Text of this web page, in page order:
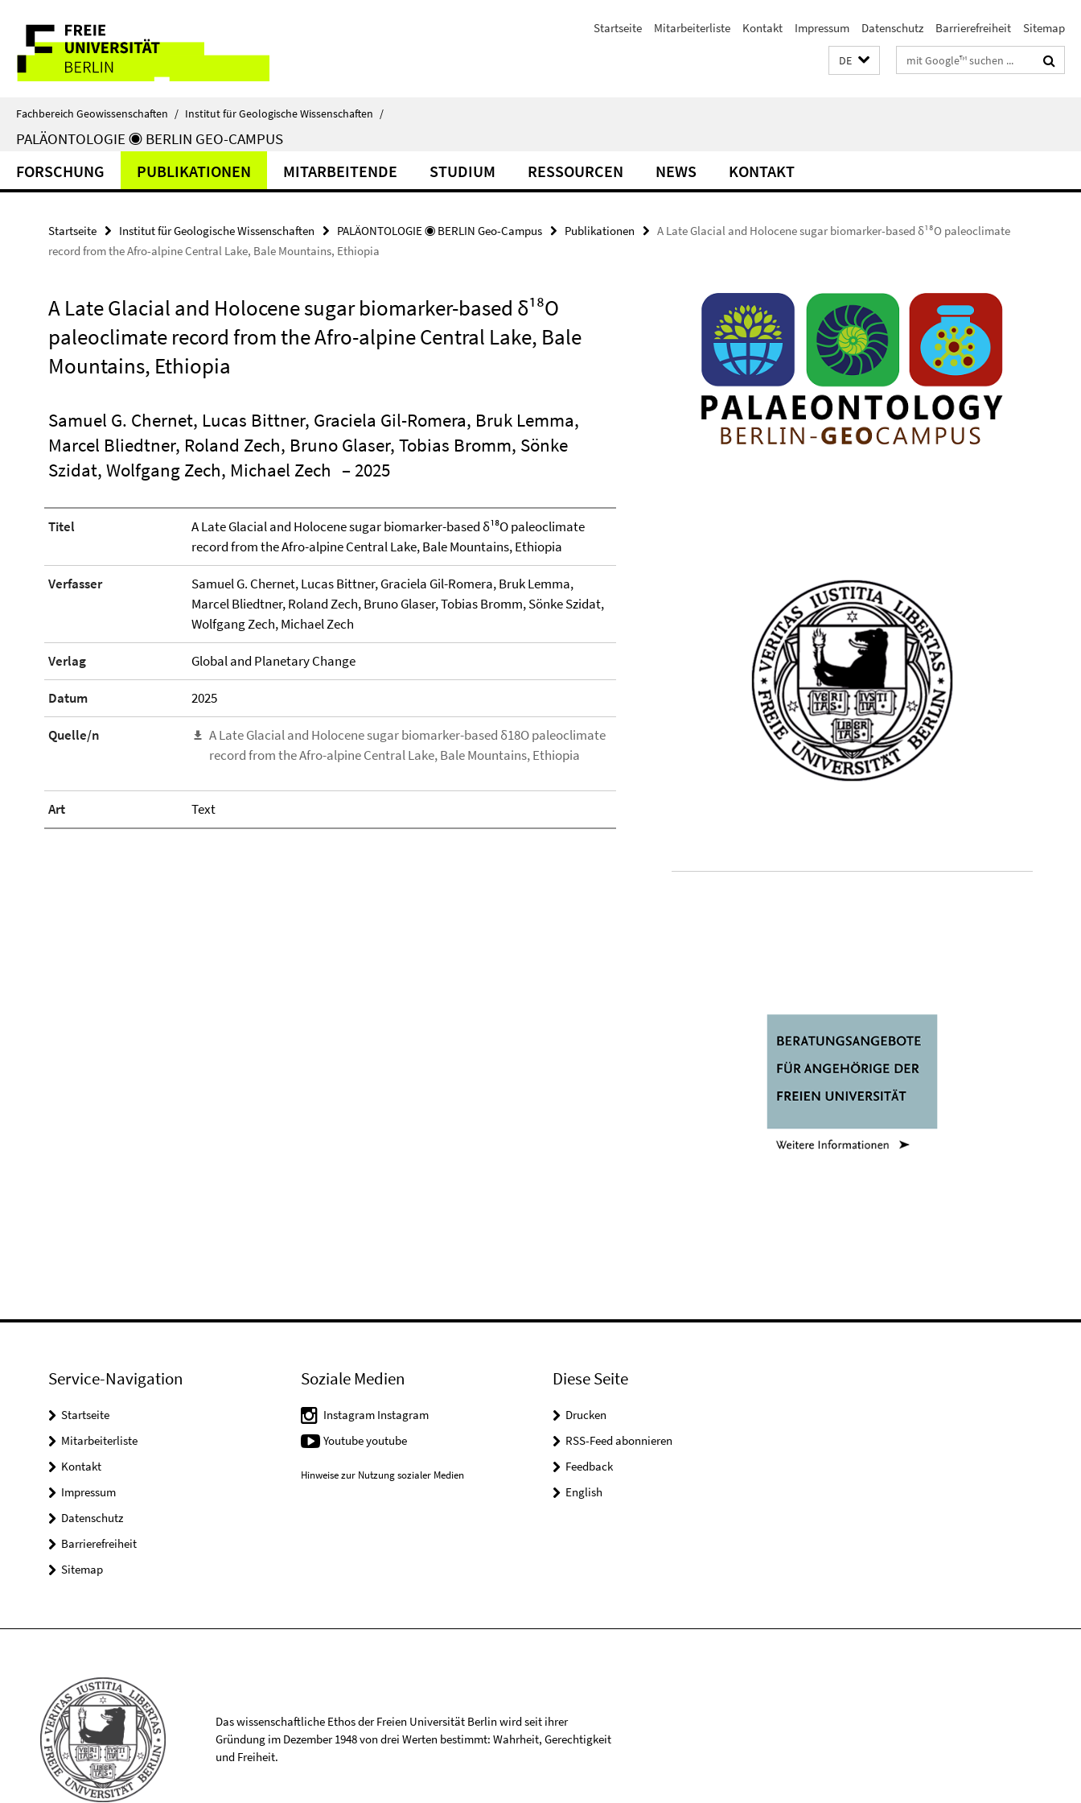
direkt
Inhalt
Service-
Navigation
Startseite Mitarbeiterliste Kontakt Impressum Datenschutz Barrierefreiheit Sitemap
DE Suchbegriffe
Fachbereich Geowissenschaften / Institut für Geologische Wissenschaften /
PALÄONTOLOGIE ◉ BERLIN GEO-CAMPUS
FORSCHUNG PUBLIKATIONEN MITARBEITENDE STUDIUM RESSOURCEN NEWS KONTAKT
Startseite Institut für Geologische Wissenschaften PALÄONTOLOGIE ◉ BERLIN Geo-Campus Publikationen
A Late Glacial and Holocene sugar biomarker-based δ¹⁸O paleoclimate
record from the Afro-alpine Central Lake, Bale Mountains, Ethiopia
A Late Glacial and Holocene sugar biomarker-based δ¹⁸O
paleoclimate record from the Afro-alpine Central Lake, Bale
Mountains, Ethiopia
Samuel G. Chernet, Lucas Bittner, Graciela Gil-Romera, Bruk Lemma,
Marcel Bliedtner, Roland Zech, Bruno Glaser, Tobias Bromm, Sönke
Szidat, Wolfgang Zech, Michael Zech – 2025
Titel
A Late Glacial and Holocene sugar biomarker-based δ¹⁸O paleoclimate
record from the Afro-alpine Central Lake, Bale Mountains, Ethiopia
Verfasser
Samuel G. Chernet, Lucas Bittner, Graciela Gil-Romera, Bruk Lemma,
Marcel Bliedtner, Roland Zech, Bruno Glaser, Tobias Bromm, Sönke Szidat,
Wolfgang Zech, Michael Zech
Verlag Global and Planetary Change
Datum 2025
Quelle/n
A Late Glacial and Holocene sugar biomarker-based δ18O paleoclimate
record from the Afro-alpine Central Lake, Bale Mountains, Ethiopia
Art Text
Service-Navigation
Startseite
Mitarbeiterliste
Kontakt
Impressum
Datenschutz
Barrierefreiheit
Sitemap
Soziale Medien
Instagram Instagram
Youtube youtube
Hinweise zur Nutzung sozialer Medien
Diese Seite
Drucken
RSS-Feed abonnieren
Feedback
English
Das wissenschaftliche Ethos der Freien Universität Berlin wird seit ihrer
Gründung im Dezember 1948 von drei Werten bestimmt: Wahrheit, Gerechtigkeit
und Freiheit.